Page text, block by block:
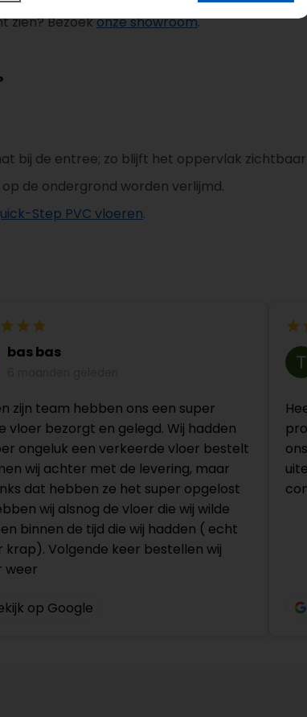
zien? Bezoekonze showroom.
bij de entree; zo blijft het oppervlak
de ondergrond worden verlijmd.
Step PVC vloeren.
bas bas
zijn team hebben ons een super
vloer bezorgt en gelegd. Wij hadden
ongeluk een verkeerde vloer bestelt
wij achter met de levering, maar
dat hebben ze het super opgelost
wij alsnog de vloer die wij wilde
binnen de tijd die wij hadden ( echt
krap). Volgende keer bestellen wij
weer
op Google